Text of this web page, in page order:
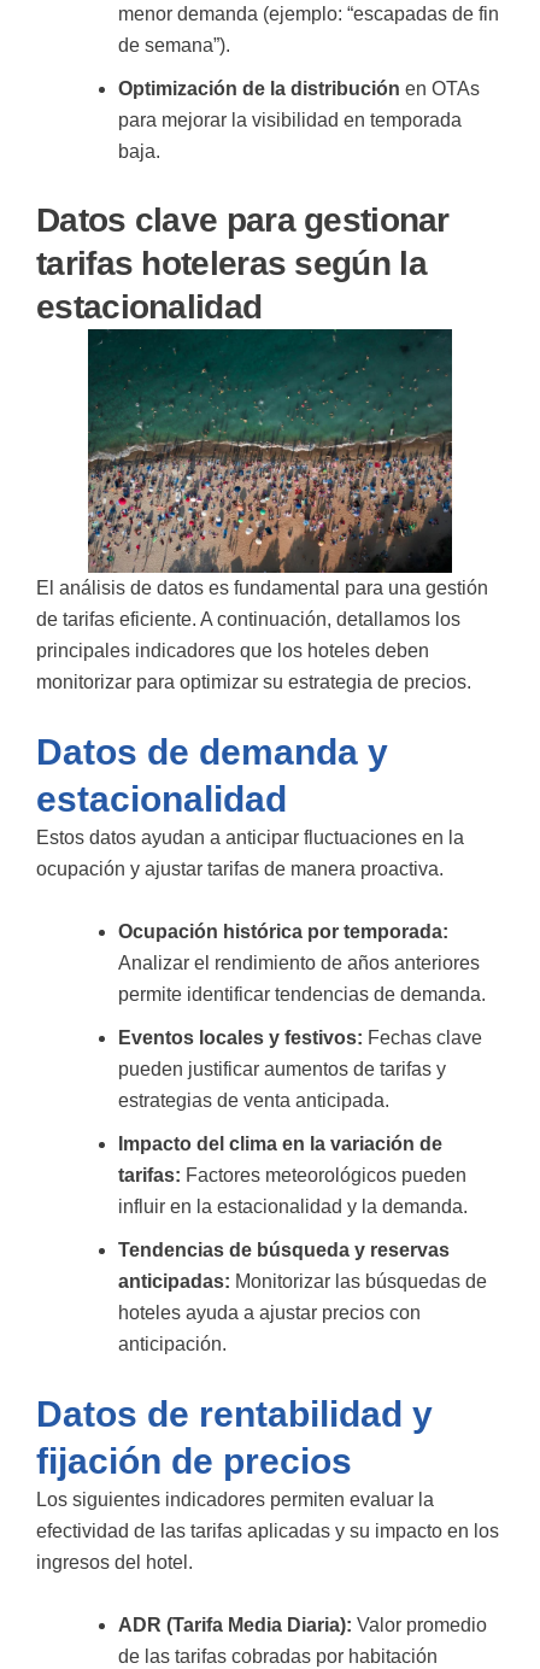
menor demanda (ejemplo: “escapadas de fin
de semana”).
Optimización de la distribución en OTAs
para mejorar la visibilidad en temporada
baja.
Datos clave para gestionar
tarifas hoteleras según la
estacionalidad
El análisis de datos es fundamental para una gestión
de tarifas eficiente. A continuación, detallamos los
principales indicadores que los hoteles deben
monitorizar para optimizar su estrategia de precios.
Datos de demanda y
estacionalidad
Estos datos ayudan a anticipar fluctuaciones en la
ocupación y ajustar tarifas de manera proactiva.
Ocupación histórica por temporada:
Analizar el rendimiento de años anteriores
permite identificar tendencias de demanda.
Eventos locales y festivos: Fechas clave
pueden justificar aumentos de tarifas y
estrategias de venta anticipada.
Impacto del clima en la variación de
tarifas: Factores meteorológicos pueden
influir en la estacionalidad y la demanda.
Tendencias de búsqueda y reservas
anticipadas: Monitorizar las búsquedas de
hoteles ayuda a ajustar precios con
anticipación.
Datos de rentabilidad y
fijación de precios
Los siguientes indicadores permiten evaluar la
efectividad de las tarifas aplicadas y su impacto en los
ingresos del hotel.
ADR (Tarifa Media Diaria): Valor promedio
de las tarifas cobradas por habitación